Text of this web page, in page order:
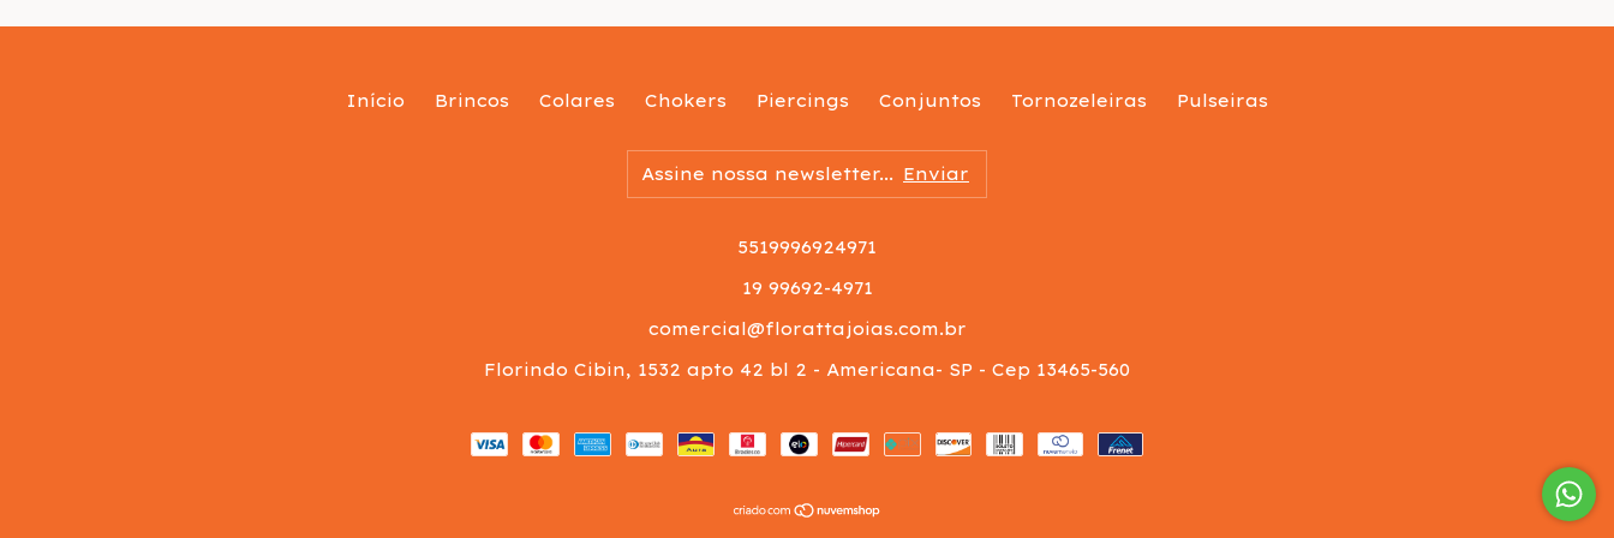
Início Brincos Colares Chokers Piercings Conjuntos Tornozeleiras Pulseiras
5519996924971
19 99692-4971
comercial@florattajoias.com.br
Florindo Cibin, 1532 apto 42 bl 2 - Americana- SP - Cep 13465-560